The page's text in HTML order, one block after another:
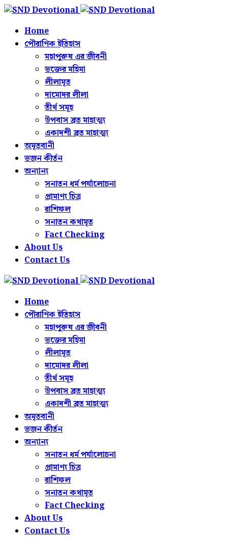
Home
পৌরাণিক ইতিহাস
মহাপুরুষ এর জীবনী
ভক্তের মহিমা
লীলামৃত
দামোদর লীলা
তীর্থ সমূহ
উপবাস ব্রত মাহাত্ম্য
একাদশী ব্রত মাহাত্ম্য
অমৃতবানী
ভজন কীর্তন
অন্যান্য
সনাতন ধর্ম পর্যালোচনা
প্রামাণ্য চিত্র
রাশিফল
সনাতন কথামৃত
Fact Checking
About Us
Contact Us
Home
পৌরাণিক ইতিহাস
মহাপুরুষ এর জীবনী
ভক্তের মহিমা
লীলামৃত
দামোদর লীলা
তীর্থ সমূহ
উপবাস ব্রত মাহাত্ম্য
একাদশী ব্রত মাহাত্ম্য
অমৃতবানী
ভজন কীর্তন
অন্যান্য
সনাতন ধর্ম পর্যালোচনা
প্রামাণ্য চিত্র
রাশিফল
সনাতন কথামৃত
Fact Checking
About Us
Contact Us